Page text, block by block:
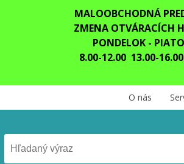
MALOOBCHODNÁ
ZMENA OTVÁRACÍCH
PONDELOK -
8.00-12.00 13.00-
O nás